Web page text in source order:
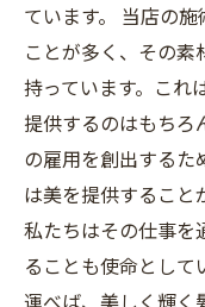
ています。 当店の
ことが多く、その
持っています。これ
提供するのはもちろ
の雇用を創出するた
は美を提供すること
私たちはその仕事を
ることも使命として
運べば、美しく輝く